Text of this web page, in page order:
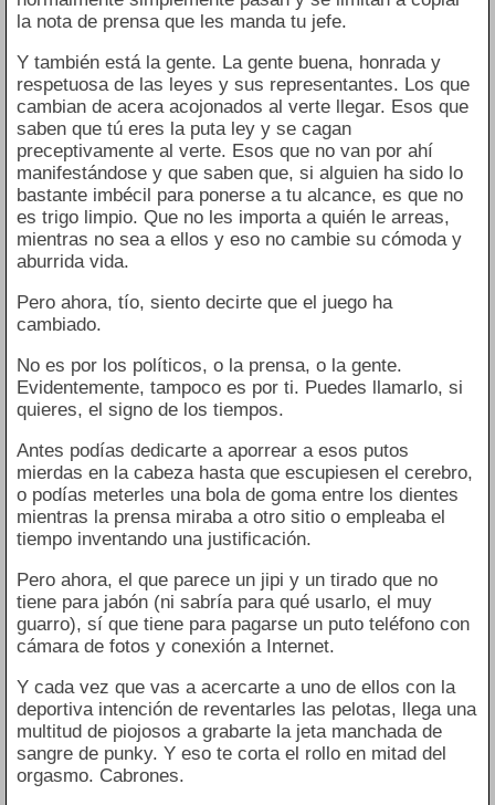
la nota de prensa que les manda tu jefe.
Y también está la gente. La gente buena, honrada y
respetuosa de las leyes y sus representantes. Los que
cambian de acera acojonados al verte llegar. Esos que
saben que tú eres la puta ley y se cagan
preceptivamente al verte. Esos que no van por ahí
manifestándose y que saben que, si alguien ha sido lo
bastante imbécil para ponerse a tu alcance, es que no
es trigo limpio. Que no les importa a quién le arreas,
mientras no sea a ellos y eso no cambie su cómoda y
aburrida vida.
Pero ahora, tío, siento decirte que el juego ha
cambiado.
No es por los políticos, o la prensa, o la gente.
Evidentemente, tampoco es por ti. Puedes llamarlo, si
quieres, el signo de los tiempos.
Antes podías dedicarte a aporrear a esos putos
mierdas en la cabeza hasta que escupiesen el cerebro,
o podías meterles una bola de goma entre los dientes
mientras la prensa miraba a otro sitio o empleaba el
tiempo inventando una justificación.
Pero ahora, el que parece un jipi y un tirado que no
tiene para jabón (ni sabría para qué usarlo, el muy
guarro), sí que tiene para pagarse un puto teléfono con
cámara de fotos y conexión a Internet.
Y cada vez que vas a acercarte a uno de ellos con la
deportiva intención de reventarles las pelotas, llega una
multitud de piojosos a grabarte la jeta manchada de
sangre de punky. Y eso te corta el rollo en mitad del
orgasmo. Cabrones.